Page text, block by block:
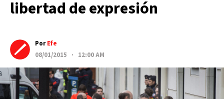
libertad de expresión
PorEfe
08/01/2015 · 12:00 AM